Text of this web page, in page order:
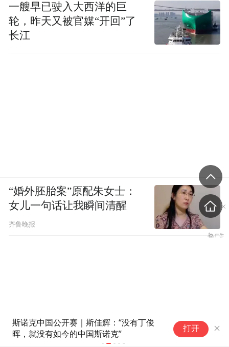
斯诺克中国公开赛｜斯佳辉：“没有丁俊
晖，就没有如今的中国斯诺克”
打开
一艘早已驶入大西洋的巨
轮，昨天又被官媒“开回”了
长江
“婚外胚胎案”原配朱女士：
女儿一句话让我瞬间清醒
齐鲁晚报